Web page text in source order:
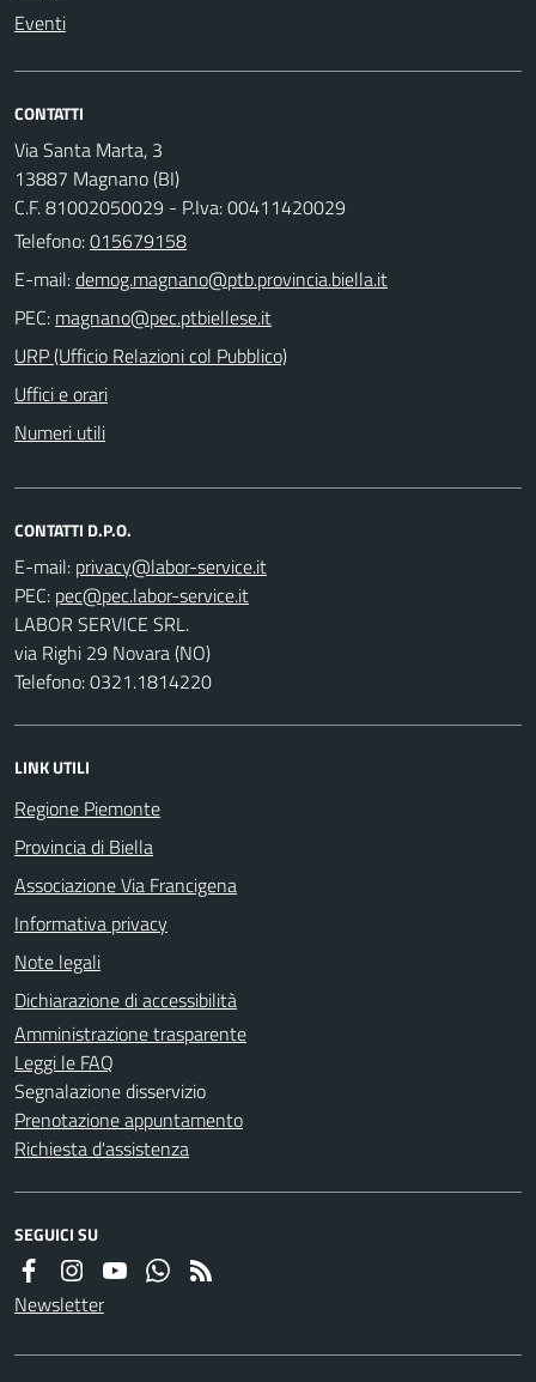
Eventi
CONTATTI
Via Santa Marta, 3
13887 Magnano (BI)
C.F. 81002050029 - P.Iva: 00411420029
Telefono:015679158
E-mail:
PEC:
URP (Ufficio Relazioni col Pubblico)
Uffici e orari
Numeri utili
CONTATTI D.P.O.
E-mail:
PEC:
LABOR SERVICE SRL.
via Righi 29 Novara (NO)
Telefono: 0321.1814220
LINK UTILI
Regione Piemonte
Provincia di Biella
Associazione Via Francigena
Informativa privacy
Note legali
Dichiarazione di accessibilità
Amministrazione trasparente
Leggi le FAQ
Segnalazione disservizio
Prenotazione appuntamento
Richiesta d'assistenza
SEGUICI SU
Newsletter